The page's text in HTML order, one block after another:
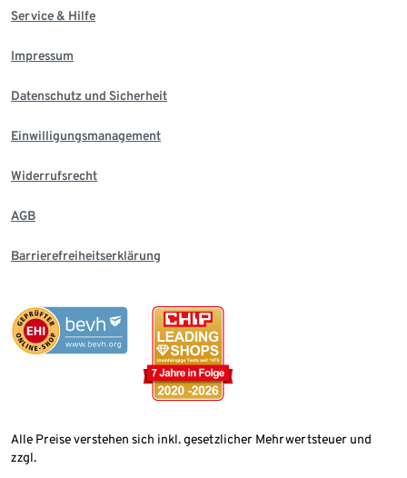
Service & Hilfe
Impressum
Datenschutz und Sicherheit
Einwilligungsmanagement
Widerrufsrecht
AGB
Barrierefreiheitserklärung
Alle Preise verstehen sich inkl. gesetzlicher Mehrwertsteuer und
zzgl.